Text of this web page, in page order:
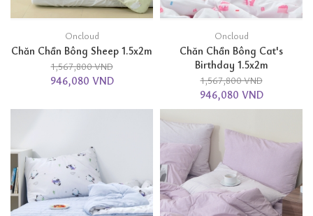
Oncloud
Chăn Chần Bông Sheep 1.5x2m
1,567,800 VND
946,080 VND
Oncloud
Chăn Chần Bông Cat's
Birthday 1.5x2m
1,567,800 VND
946,080 VND